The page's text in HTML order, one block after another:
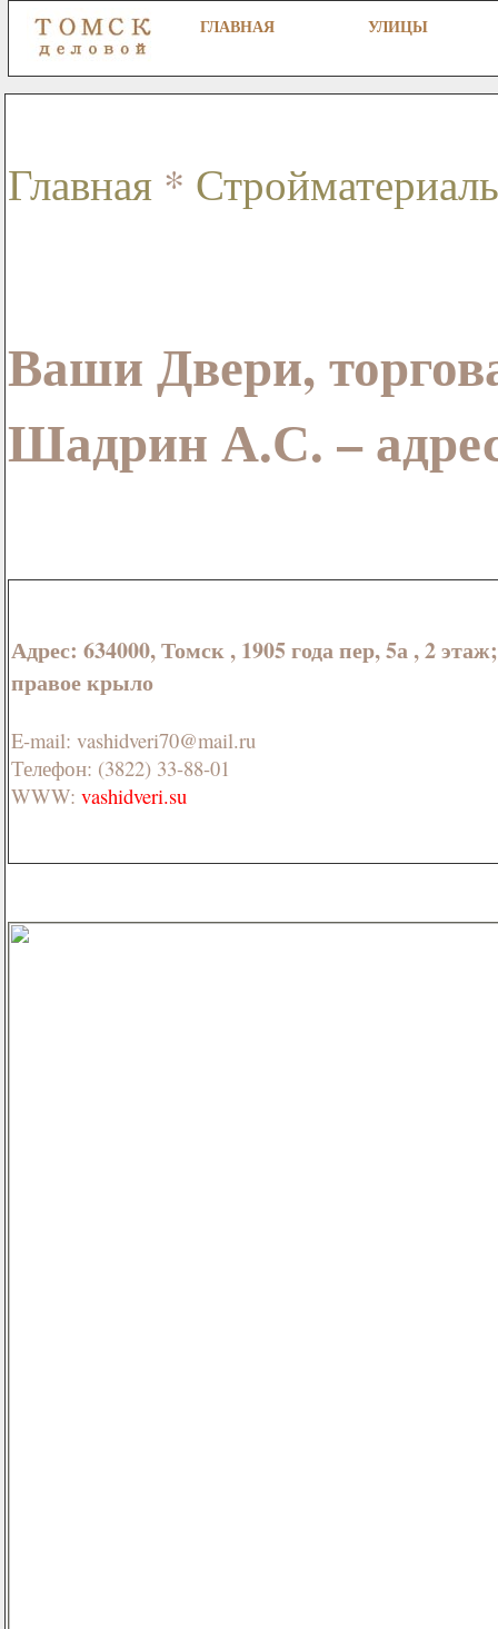
ГЛАВНАЯ УЛИЦЫ
Главная *
Ваши Двери,
Шадрин А.С. –
Адрес: 634000, Томск , 1905 года пер, 5а , 2 этаж;
правое крыло
E-mail: vashidveri70@mail.ru
Телефон: (3822) 33-88-01
WWW: vashidveri.su